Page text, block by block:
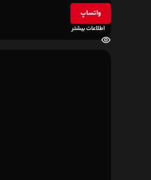
واتساپ
اطلاعات بیشتر